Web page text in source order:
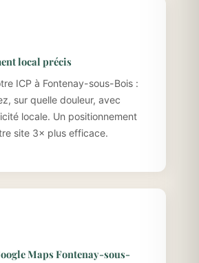
local précis
ICP à Fontenay-sous-Bois :
sur quelle douleur, avec
locale. Un positionnement
site 3× plus efficace.
Maps Fontenay-sous-